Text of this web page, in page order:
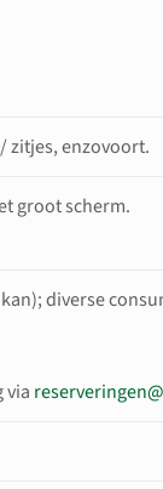
zitjes, enzovoort.
groot scherm.
diverse
via